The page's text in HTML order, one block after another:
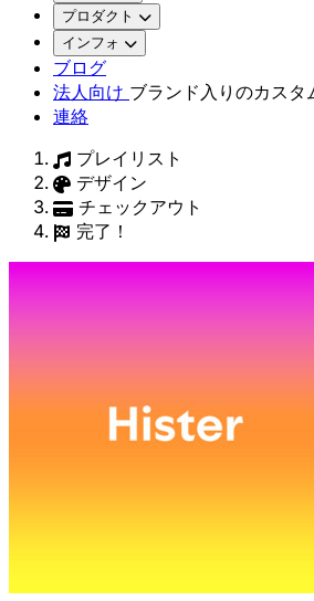
プロダクト
インフォ
ブログ
法人向け ブランド入りのカスタ
連絡
プレイリスト
デザイン
チェックアウト
完了！